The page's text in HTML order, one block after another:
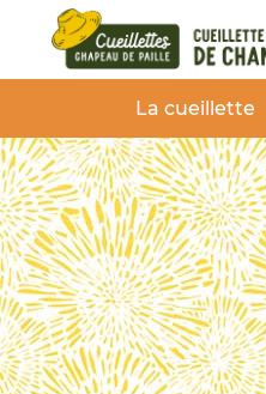
La cueillette
Panneau de gestion des cookies